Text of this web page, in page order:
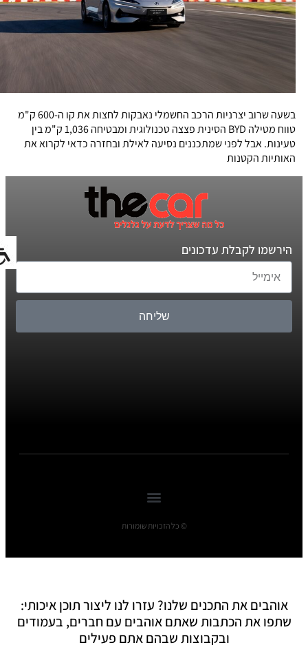
בשעה שרוב יצרניות הרכב החשמלי נאבקות לחצות את קו ה-600 ק"מ
טווח מטילה BYD הסינית פצצה טכנולוגית ומבטיחה 1,036 ק"מ בין
טעינות. אבל לפני שמתכננים נסיעה לאילת ובחזרה כדאי לקרוא את
האותיות הקטנות
הירשמו לקבלת עדכונים
שליחה
© כל הזכויות שומורות
אוהבים את התכנים שלנו? עזרו לנו ליצור תוכן איכותי:
שתפו את הכתבות שאתם אוהבים עם חברים, בעמודים
ובקבוצות שבהם אתם פעילים